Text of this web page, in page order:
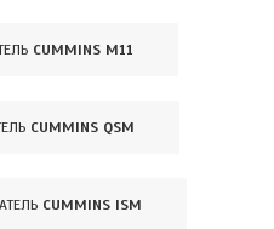
CUMMINS M11
CUMMINS QSM
CUMMINS ISM